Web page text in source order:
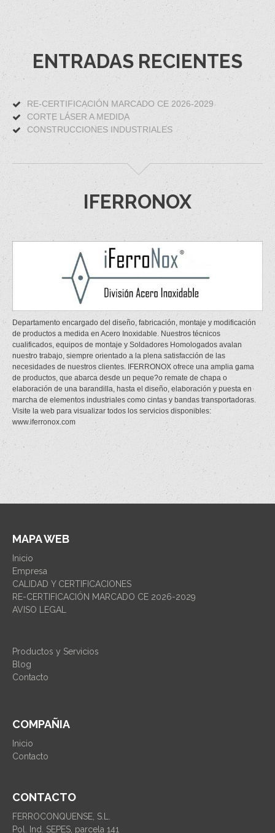
ENTRADAS RECIENTES
RE-CERTIFICACIÓN MARCADO CE 2026-2029
CORTE LÁSER A MEDIDA
CONSTRUCCIONES INDUSTRIALES
IFERRONOX
Departamento encargado del diseño, fabricación, montaje y modificación
de productos a medida en Acero Inoxidable. Nuestros técnicos
cualificados, equipos de montaje y Soldadores Homologados avalan
nuestro trabajo, siempre orientado a la plena satisfacción de las
necesidades de nuestros clientes. IFERRONOX ofrece una amplia gama
de productos, que abarca desde un peque?o remate de chapa o
elaboración de una barandilla, hasta el diseño, elaboración y puesta en
marcha de elementos industriales como cintas y bandas transportadoras.
Visite la web para visualizar todos los servicios disponibles:
www.iferronox.com
MAPA WEB
Inicio
Empresa
CALIDAD Y CERTIFICACIONES
RE-CERTIFICACIÓN MARCADO CE 2026-2029
AVISO LEGAL
Productos y Servicios
Blog
Contacto
COMPAÑIA
Inicio
Contacto
CONTACTO
FERROCONQUENSE, S.L.
Pol. Ind. SEPES, parcela 141